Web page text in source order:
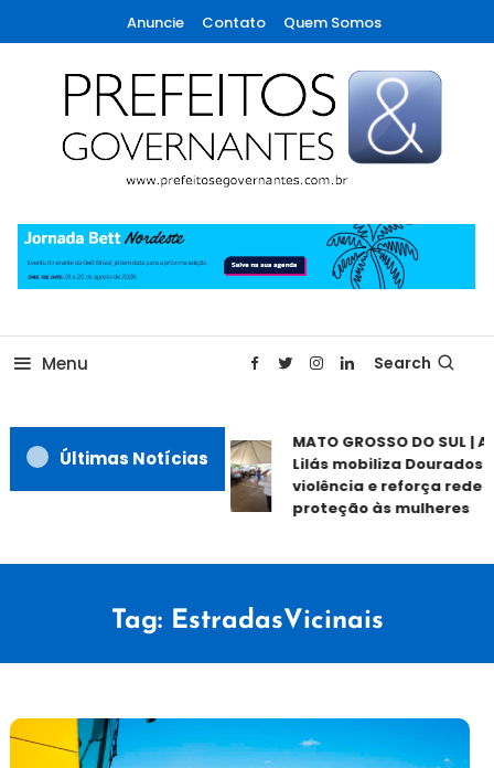
To
Content
Anuncie Contato Quem Somos
Prefeitos & Governantes
Menu Search
Últimas Notícias
MATO GROSSO DO SUL |
Lilás mobiliza Dourados
violência e reforça rede
proteção às mulheres
Tag: EstradasVicinais